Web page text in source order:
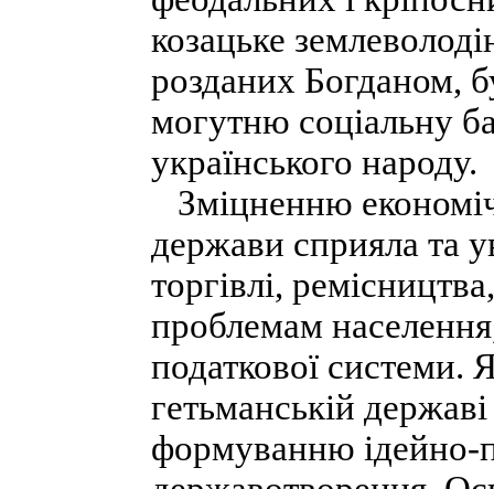
козацьке
розданих Богданом,
могутню соціальну
українського народу.
Зміцненню
держави сприяла та
торгівлі,
проблемам
податкової системи.
гетьманській
формуванню ідейно-